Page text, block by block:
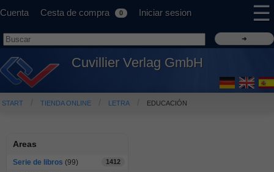
Cuenta Cesta de compra 0 Iniciar sesion ☰
Cuvillier Verlag GmbH
START TIENDA ONLINE LETRA EDUCACIÓN
Areas
Serie de libros (99) 1412